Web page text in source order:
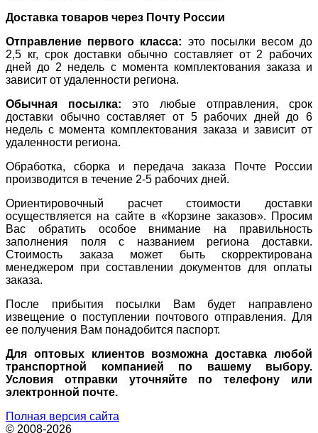
Доставка товаров через Почту России
Отправление первого класса: это посылки весом до
2,5 кг, срок доставки обычно составляет от 2 рабочих
дней до 2 недель с момента комплектования заказа и
зависит от удаленности региона.
Обычная посылка: это любые отправления, срок
доставки обычно составляет от 5 рабочих дней до 6
недель с момента комплектования заказа и зависит от
удаленности региона.
Обработка, сборка и передача заказа Почте России
производится в течение 2-5 рабочих дней.
Ориентировочный расчет стоимости доставки
осуществляется на сайте в «Корзине заказов». Просим
Вас обратить особое внимание на правильность
заполнения поля с названием региона доставки.
Стоимость заказа может быть скорректирована
менеджером при составлении документов для оплаты
заказа.
После прибытия посылки Вам будет направлено
извещение о поступлении почтового отправления. Для
ее получения Вам понадобится паспорт.
Для оптовых клиентов возможна доставка любой
транспортной компанией по вашему выбору.
Условия отправки уточняйте по телефону или
электронной почте.
Полная версия сайта
© 2008-2026